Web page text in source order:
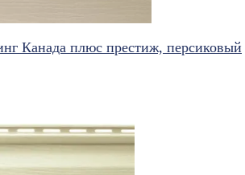
Канада плюс престиж, персиковый